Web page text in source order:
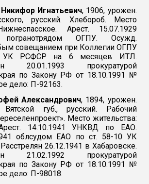
Игнатьевич, 1906, урожен.
русский. Хлебороб. Место
Арест. 15.07.1929
погранотрядом ОГПУ. Осужд.
совещанием при Коллегии ОГПУ
УК РСФСР на 6 месяцев ИТЛ.
20.01.1993 прокуратурой
по Закону РФ от 18.10.1991 №
дело: П-92163.
Александрович, 1894, урожен.
губ., русский. Рабочий
Место жительства:
14.10.1941 УНКВД по ЕАО.
облсудом ЕАО по ст. 58-10 УК
26.12.1941 в Хабаровске.
21.02.1992 прокуратурой
по Закону РФ от 18.10.1991 №
дело: П-98018.